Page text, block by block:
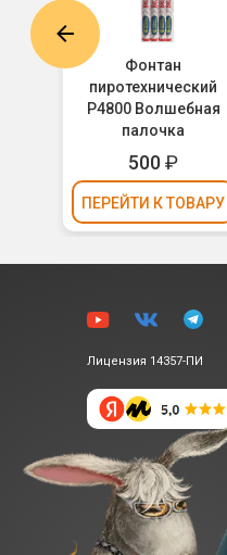
Фонтан
пиротехнический
Р4800 Волшебная
палочка
500₽
ПЕРЕЙТИ К ТОВАРУ
Лицензия 14357-ПИ